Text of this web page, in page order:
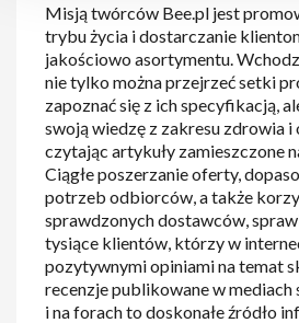
Misją twórców Bee.pl jest
trybu życia i dostarczanie
jakościowo asortymentu.
nie tylko można przejrzeć setki
zapoznać się z ich specyfikacją,
swoją wiedzę z zakresu zdrowia i
czytając artykuły zamieszczone
Ciągłe poszerzanie oferty,
potrzeb odbiorców, a także
sprawdzonych dostawców,
tysiące klientów, którzy w
pozytywnymi opiniami na temat
recenzje publikowane w mediach
i na forach to doskonałe źródło